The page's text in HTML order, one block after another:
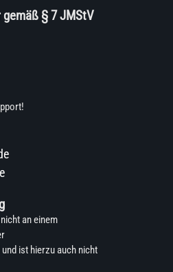
§ 7 JMStV
an einem
ist hierzu auch nicht